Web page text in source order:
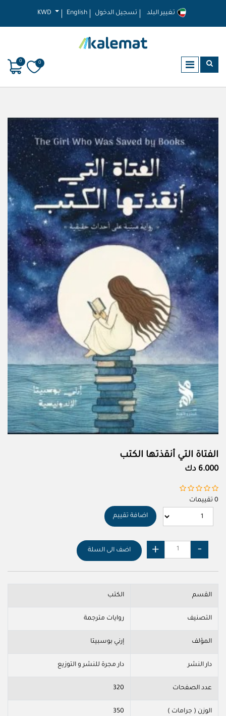
KWD English تسجيل الدخول
0
0
الفتاة التي أنقذتها الكتب
6.000 دك
0 تقييمات
اضافة تقييم
اضف الى السلة
القسم الكتب
التصنيف روايات مترجمة
المؤلف إرني بوسبيتا
دار النشر دار مجرة للنشر و التوزيع
عدد الصفحات 320
الوزن ( جرامات ) 350